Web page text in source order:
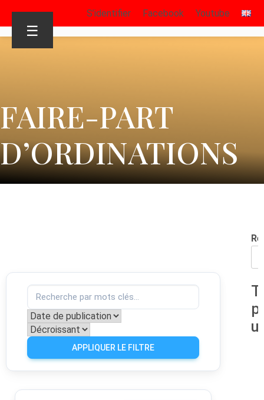
S’identifier Facebook Youtube
☰
FAIRE-PART
D’ORDINATIONS
APPLIQUER LE FILTRE